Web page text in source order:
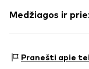
Kelnių
Diržo kilpa
Pritaikomumas:
Juosmens
Dydžių lentelė
Medžiagos ir
Kilmės šalis: Kinija
Pranešti apie